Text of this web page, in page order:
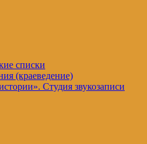
списки
(краеведение)
Студия звукозаписи